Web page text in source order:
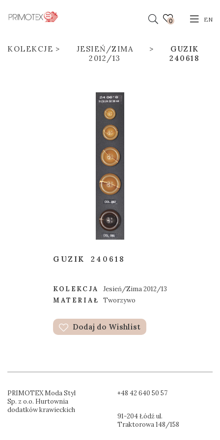
0 EN
KOLEKCJE
JESIEŃ/ZIMA
2012/13
GUZIK
240618
GUZIK 240618
KOLEKCJA
Jesień/Zima 2012/13
MATERIAŁ
Tworzywo
Dodaj do Wishlist
PRIMOTEX Moda Styl
Sp. z o.o. Hurtownia
dodatków krawieckich
+48 42 640 50 57
91-204 Łódź ul.
Traktorowa 148/158